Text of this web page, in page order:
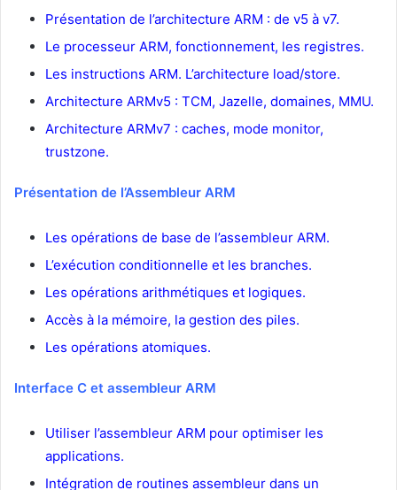
Présentation de l’architecture ARM : de v5 à v7.
Le processeur ARM, fonctionnement, les registres.
Les instructions ARM. L’architecture load/store.
Architecture ARMv5 : TCM, Jazelle, domaines, MMU.
Architecture ARMv7 : caches, mode monitor,
trustzone.
Présentation de l’Assembleur ARM
Les opérations de base de l’assembleur ARM.
L’exécution conditionnelle et les branches.
Les opérations arithmétiques et logiques.
Accès à la mémoire, la gestion des piles.
Les opérations atomiques.
Interface C et assembleur ARM
Utiliser l’assembleur ARM pour optimiser les
applications.
Intégration de routines assembleur dans un